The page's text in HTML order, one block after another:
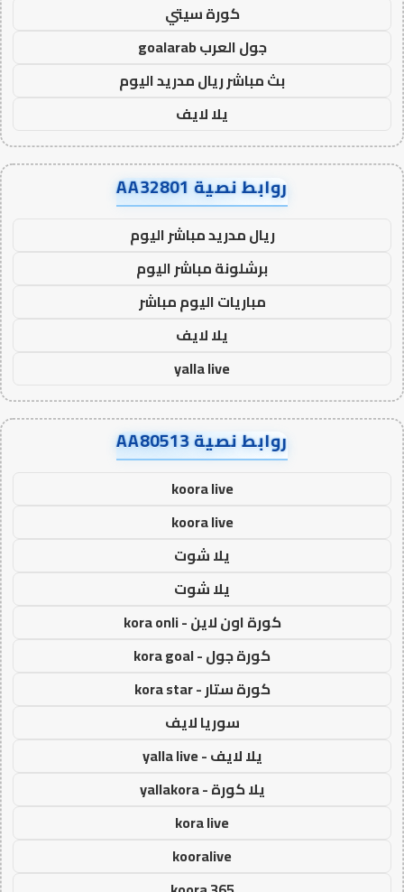
كورة سيتي
جول العرب goalarab
بث مباشر ريال مدريد اليوم
يلا لايف
روابط نصية AA32801
ريال مدريد مباشر اليوم
برشلونة مباشر اليوم
مباريات اليوم مباشر
يلا لايف
yalla live
روابط نصية AA80513
koora live
koora live
يلا شوت
يلا شوت
كورة اون لاين - kora onli
كورة جول - kora goal
كورة ستار - kora star
سوريا لايف
يلا لايف - yalla live
يلا كورة - yallakora
kora live
kooralive